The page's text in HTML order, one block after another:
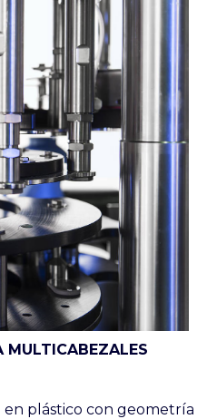
MULTICABEZALES
en plástico con geometría